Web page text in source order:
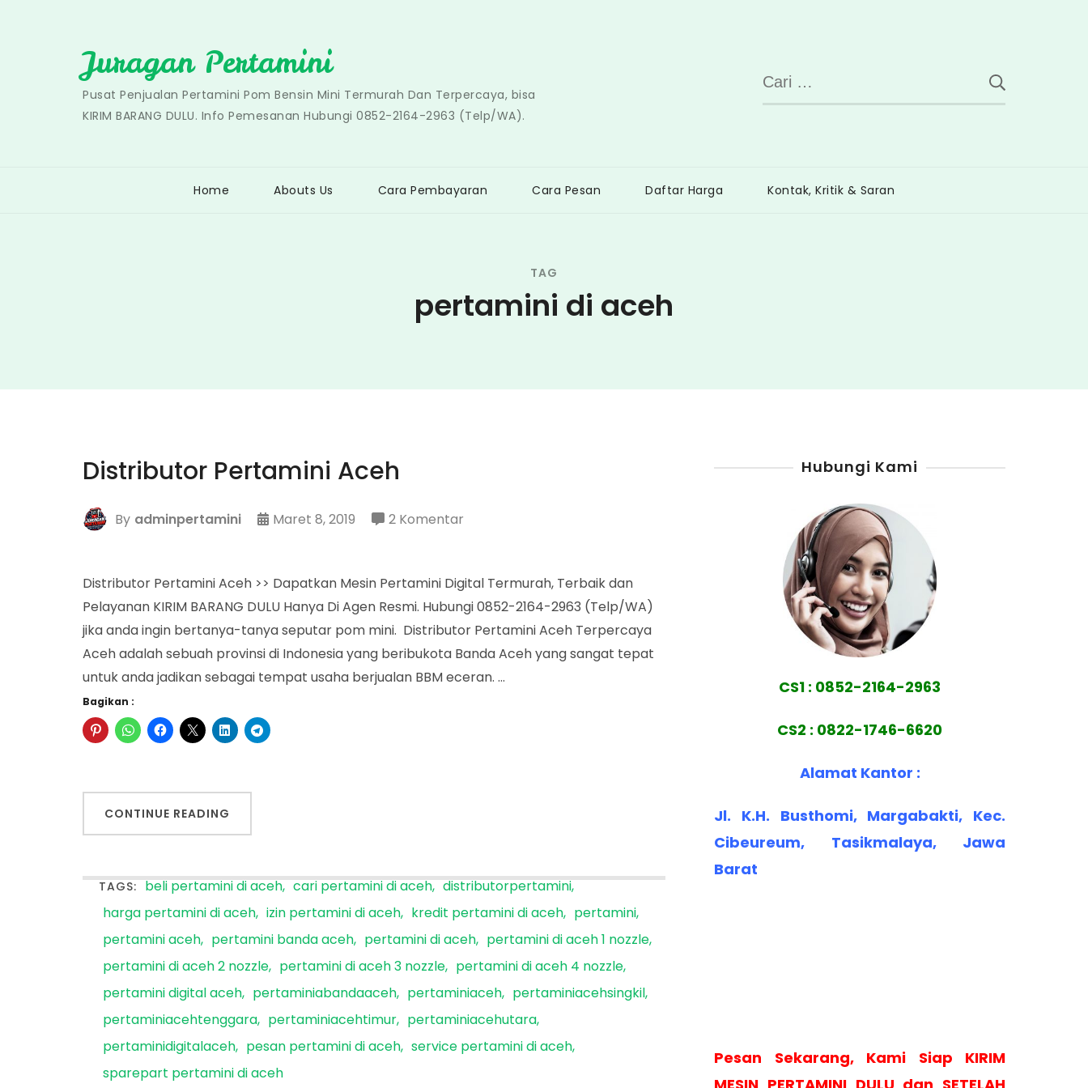
Juragan Pertamini
Pusat Penjualan Pertamini Pom Bensin Mini Termurah Dan Terpercaya, bisa
KIRIM BARANG DULU. Info Pemesanan Hubungi 0852-2164-2963 (Telp/WA).
Cari
untuk:
Home Abouts Us Cara Pembayaran Cara Pesan Daftar Harga Kontak, Kritik & Saran
TAG
pertamini di aceh
Distributor Pertamini Aceh
By adminpertamini Maret 8, 2019 2 Komentarpada
Aceh
Distributor Pertamini Aceh >> Dapatkan Mesin Pertamini Digital Termurah, Terbaik dan
Pelayanan KIRIM BARANG DULU Hanya Di Agen Resmi. Hubungi 0852-2164-2963 (Telp/WA)
jika anda ingin bertanya-tanya seputar pom mini. Distributor Pertamini Aceh Terpercaya
Aceh adalah sebuah provinsi di Indonesia yang beribukota Banda Aceh yang sangat tepat
untuk anda jadikan sebagai tempat usaha berjualan BBM eceran. …
Bagikan :
CONTINUE READING
TAGS: beli pertamini di aceh cari pertamini di aceh distributorpertamini
harga pertamini di aceh izin pertamini di aceh kredit pertamini di aceh
pertamini
pertamini aceh
pertamini banda aceh pertamini di aceh
pertamini di aceh 1 nozzle
pertamini di aceh 2 nozzle
pertamini di aceh 3 nozzle
pertamini di aceh 4 nozzle
pertamini digital aceh
pertaminiabandaaceh pertaminiaceh
pertaminiacehsingkil
pertaminiacehtenggara
pertaminiacehtimur
pertaminiacehutara
pertaminidigitalaceh
pesan pertamini di aceh service pertamini di aceh
sparepart pertamini di aceh
Hubungi Kami
CS1 : 0852-2164-2963
CS2 : 0822-1746-6620
Alamat Kantor :
Jl. K.H. Busthomi, Margabakti, Kec.
Cibeureum, Tasikmalaya, Jawa
Barat
Pesan Sekarang, Kami Siap KIRIM